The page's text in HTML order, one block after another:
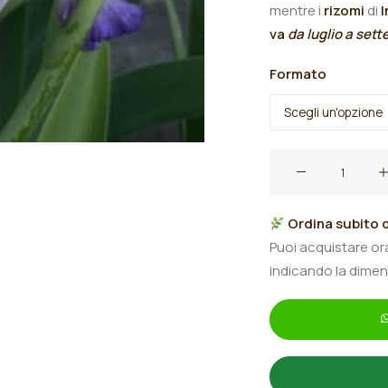
mentre i rizomi di
va da luglio a
Formato
Idea"
quantità
Ordina subito
Puoi acquistare
indicando la